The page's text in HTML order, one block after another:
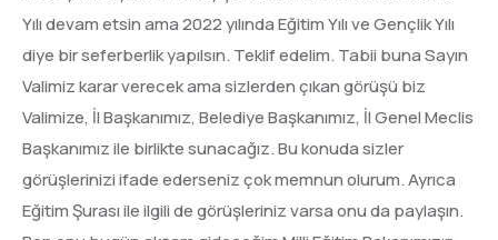
Yılı devam etsin ama 2022 yılında Eğitim Yılı ve Gençlik Yılı
diye bir seferberlik yapılsın. Teklif edelim. Tabii buna Sayın
Valimiz karar verecek ama sizlerden çıkan görüşü biz
Valimize, İl Başkanımız, Belediye Başkanımız, İl Genel Meclis
Başkanımız ile birlikte sunacağız. Bu konuda sizler
görüşlerinizi ifade ederseniz çok memnun olurum. Ayrıca
Eğitim Şurası ile ilgili de görüşleriniz varsa onu da paylaşın.